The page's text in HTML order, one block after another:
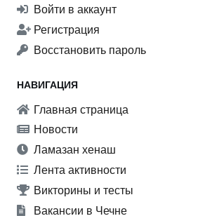
Войти в аккаунт
Регистрация
Восстановить пароль
НАВИГАЦИЯ
Главная страница
Новости
Ламазан хенаш
Лента активности
Викторины и тесты
Вакансии в Чечне